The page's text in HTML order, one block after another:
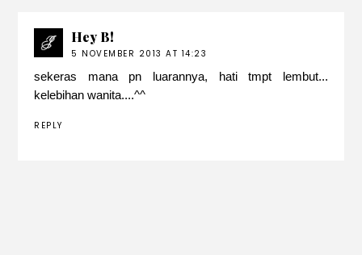
Hey B!
5 NOVEMBER 2013 AT 14:23
sekeras mana pn luarannya, hati tmpt lembut...
kelebihan wanita....^^
REPLY